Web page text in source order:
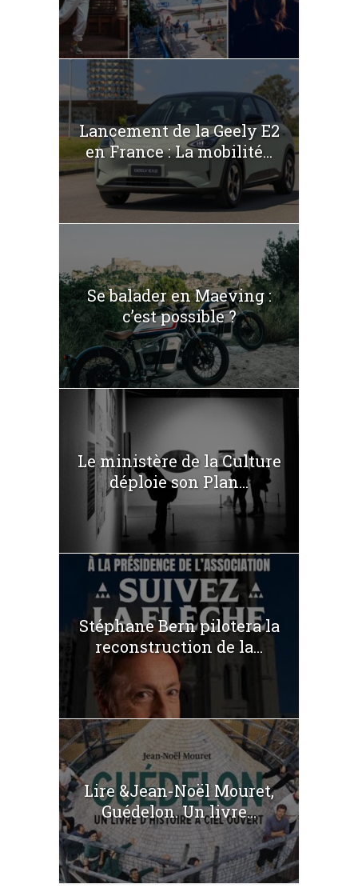
Lancement de la Geely E2
en France : La mobilité...
Se balader en Maeving :
c’est possible ?
Le ministère de la Culture
déploie son Plan...
Stéphane Bern pilotera la
reconstruction de la...
Lire &Jean-Noël Mouret,
Guédelon. Un livre...